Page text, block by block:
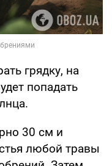
грядку, на
попадать
30 см и
любой травы